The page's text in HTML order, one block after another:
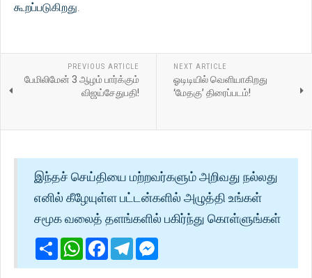
கூறப்படுகிறது.
PREVIOUS ARTICLE
பேமிலிமேன் 3 ஆழம் பார்க்கும்
விஜய்சேதுபதி!
NEXT ARTICLE
ஓடிடியில் வெளியாகிறது
‘மேதகு’ திரைப்படம்!
இந்தச் செய்தியை மற்றவர்களும் அறிவது நல்லது
எனில் கீழேயுள்ள பட்டன்களில் அழுத்தி உங்கள்
சமூக வலைத் தளங்களில் பகிர்ந்து கொள்ளுங்கள்
ShareWhatsApp
Facebook
Telegram